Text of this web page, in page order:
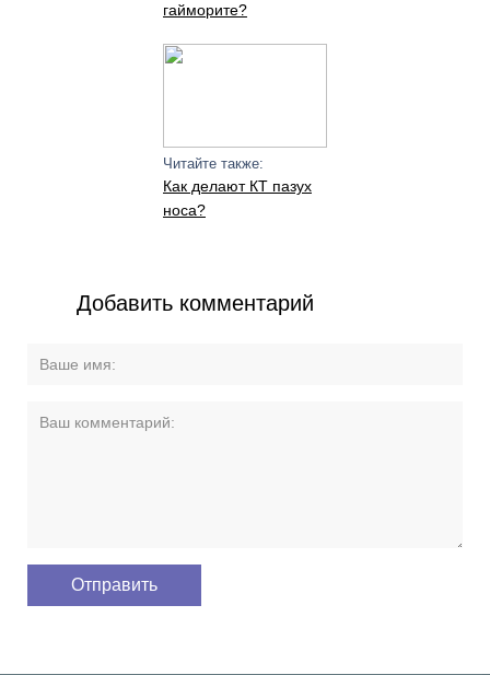
гайморите?
Читайте также:
Как делают КТ пазух
носа?
Добавить комментарий